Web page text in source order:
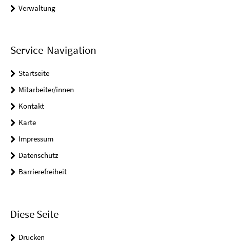
Verwaltung
Service-Navigation
Startseite
Mitarbeiter/innen
Kontakt
Karte
Impressum
Datenschutz
Barrierefreiheit
Diese Seite
Drucken